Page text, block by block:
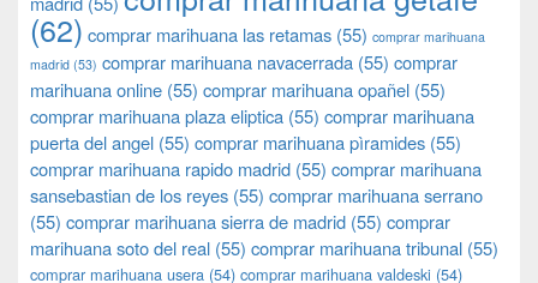
(62) comprar marihuana las retamas (55) comprar marihuana
madrid (53) comprar marihuana navacerrada (55) comprar
marihuana online (55) comprar marihuana opañel (55)
comprar marihuana plaza eliptica (55) comprar marihuana
puerta del angel (55) comprar marihuana pìramides (55)
comprar marihuana rapido madrid (55) comprar marihuana
sansebastian de los reyes (55) comprar marihuana serrano
(55) comprar marihuana sierra de madrid (55) comprar
marihuana soto del real (55) comprar marihuana tribunal (55)
comprar marihuana usera (54) comprar marihuana valdeski (54)